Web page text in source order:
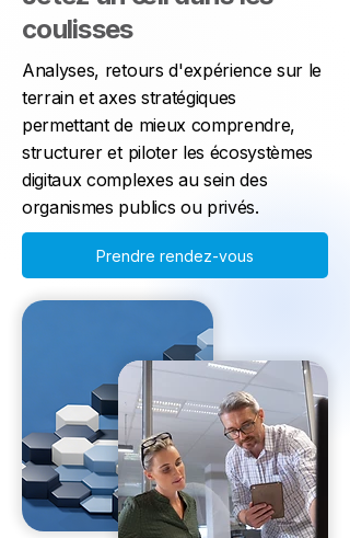
coulisses
Analyses, retours d'expérience sur le
terrain et axes stratégiques
permettant de mieux comprendre,
structurer et piloter les écosystèmes
digitaux complexes au sein des
organismes publics ou privés.
Prendre rendez-vous